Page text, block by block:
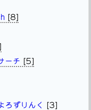
[8]
ーチ
[5]
ろずりんく
[3]